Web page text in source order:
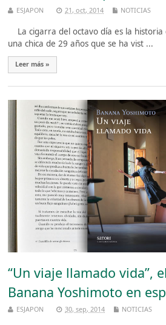
ESJAPON 21, oct, 2014 NOTICIAS
La cigarra del octavo día es la historia
una chica de 29 años que se ha vist ...
Leer más »
“Un viaje llamado vida”,
Banana Yoshimoto en
ESJAPON 30, sep, 2014 NOTICIAS